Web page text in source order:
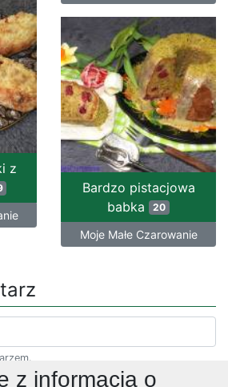
z
Bardzo pistacjowa
babka 20
Moje Małe Czarowanie
z informacją o